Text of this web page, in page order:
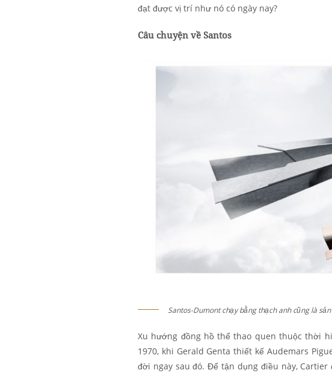
đạt được vị trí như nó có ngày nay?
Câu chuyện về Santos
Santos-Dumont chạy bằng thạch anh cũng là
Xu hướng đồng hồ thể thao quen thuộc thời
1970, khi Gerald Genta thiết kế Audemars
đời ngay sau đó. Để tận dụng điều này,